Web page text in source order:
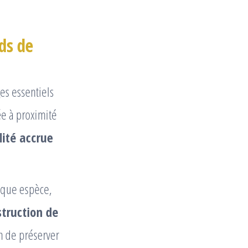
de
essentiels
à proximité
accrue
espèce,
de
de préserver